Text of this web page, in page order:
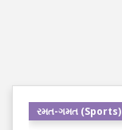
રમત-ગમત (Sports)